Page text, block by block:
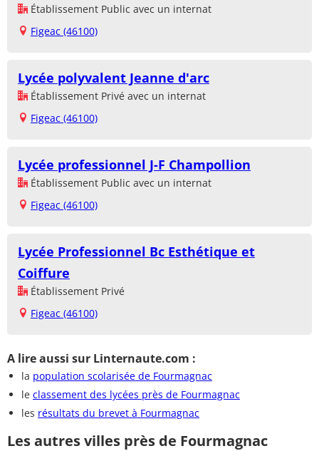
Établissement Public avec un internat
Figeac (46100)
Lycée polyvalent Jeanne d'arc
Établissement Privé avec un internat
Figeac (46100)
Lycée professionnel J-F Champollion
Établissement Public avec un internat
Figeac (46100)
Lycée Professionnel Bc Esthétique et
Coiffure
Établissement Privé
Figeac (46100)
A lire aussi sur Linternaute.com :
la population scolarisée de Fourmagnac
le classement des lycées près de Fourmagnac
les résultats du brevet à Fourmagnac
Les autres villes près de Fourmagnac